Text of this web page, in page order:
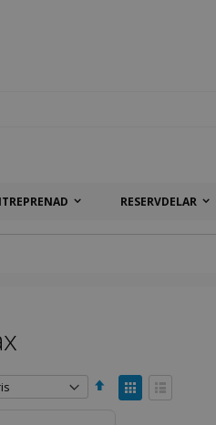
RESERVDELAR
Sätt
fallande
Visa
som